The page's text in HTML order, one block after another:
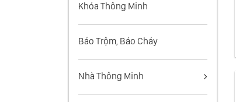
Khóa Thông Minh
Báo Trộm, Báo Cháy
Nhà Thông Minh